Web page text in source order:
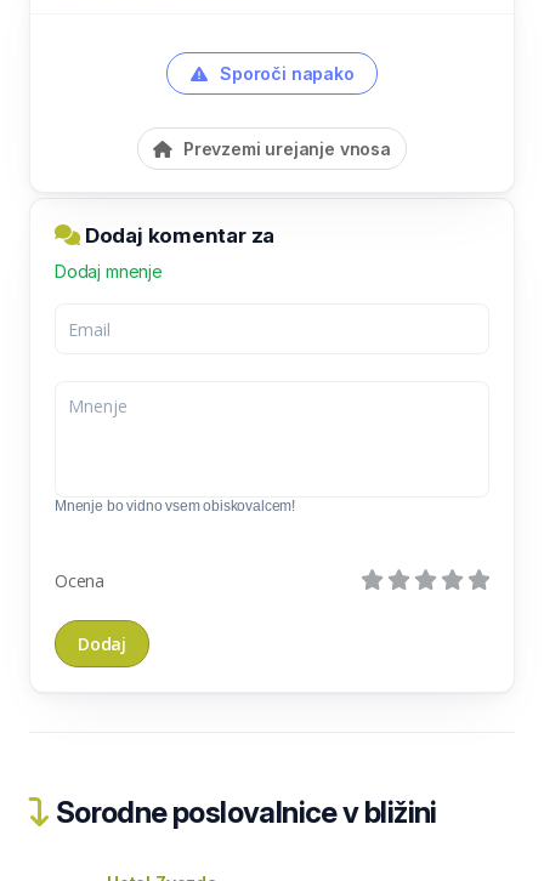
Sporoči napako
Prevzemi urejanje vnosa
Dodaj komentar za
Dodaj mnenje
Mnenje bo vidno vsem obiskovalcem!
Ocena
Sorodne poslovalnice v bližini